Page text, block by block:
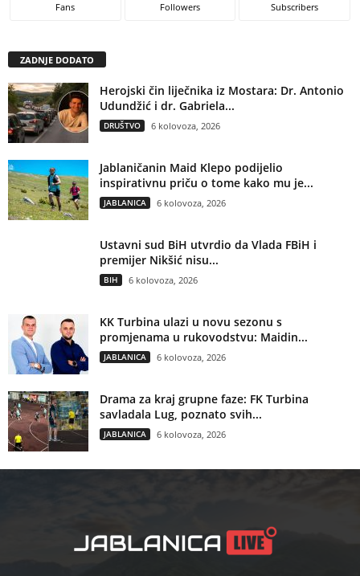
Fans Followers Subscribers
ZADNJE DODATO
Herojski čin liječnika iz Mostara: Dr. Antonio
Udundžić i dr. Gabriela...
DRUŠTVO 6 kolovoza, 2026
Jablaničanin Maid Klepo podijelio
inspirativnu priču o tome kako mu je...
JABLANICA 6 kolovoza, 2026
Ustavni sud BiH utvrdio da Vlada FBiH i
premijer Nikšić nisu...
BIH 6 kolovoza, 2026
KK Turbina ulazi u novu sezonu s
promjenama u rukovodstvu: Maidin...
JABLANICA 6 kolovoza, 2026
Drama za kraj grupne faze: FK Turbina
savladala Lug, poznato svih...
JABLANICA 6 kolovoza, 2026